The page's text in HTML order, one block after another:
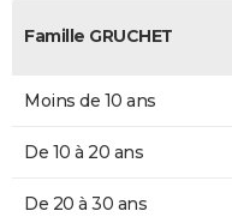
Famille GRUCHET
Moins de 10 ans
De 10 à 20 ans
De 20 à 30 ans